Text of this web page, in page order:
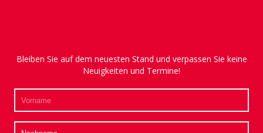
Bleiben Sie auf dem neuesten Stand und verpassen Sie keine
Neuigkeiten und Termine!